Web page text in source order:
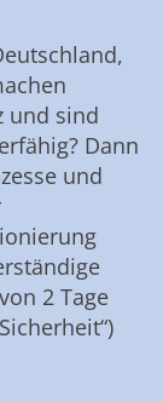
und sind
Dann
und
2 Tage